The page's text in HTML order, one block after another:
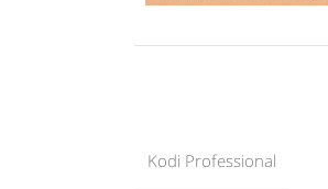
Kodi Professional